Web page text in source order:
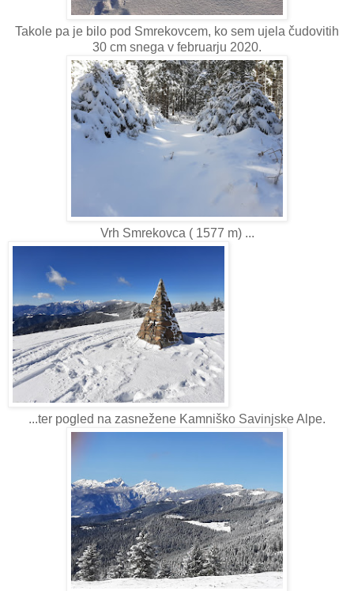
Takole pa je bilo pod Smrekovcem, ko sem ujela čudovitih
30 cm snega v februarju 2020.
Vrh Smrekovca ( 1577 m) ...
...ter pogled na zasnežene Kamniško Savinjske Alpe.